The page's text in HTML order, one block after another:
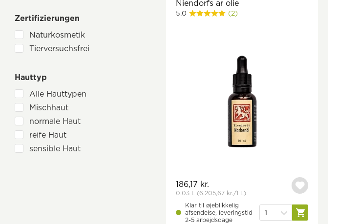
Elastizität
entzündungshemmend
Feuchtigkeitspflege
Hautunreinheiten
Zertifizierungen
Naturkosmetik
Tierversuchsfrei
Hauttyp
Alle Hauttypen
Mischhaut
normale Haut
reife Haut
sensible Haut
Niendorfs ar olie
5.0 (2)
186,17 kr.
0.03 L (6.205,67 kr./1 L)
Klar til øjeblikkelig
afsendelse, leveringstid
2-5 arbejdsdage